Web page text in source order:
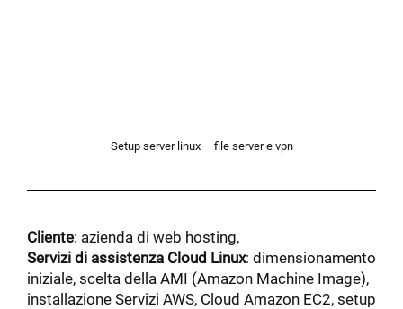
Setup server linux – file server e vpn
Cliente: azienda di web hosting,
Servizi di assistenza Cloud Linux: dimensionamento
iniziale, scelta della AMI (Amazon Machine Image),
installazione Servizi AWS, Cloud Amazon EC2, setup